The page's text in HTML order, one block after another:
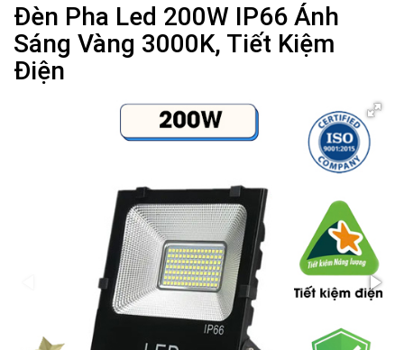
Đèn Pha Led 200W IP66 Ánh
Sáng Vàng 3000K, Tiết Kiệm
Điện